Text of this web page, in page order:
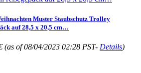
Muster Staubschutz Trolley
auf 28,5 x 20,5 cm…
(as of 08/04/2023 02:28 PST- Details)